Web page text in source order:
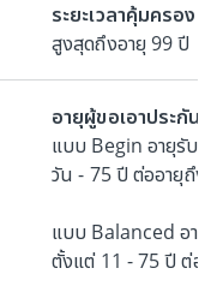
ระยะเวลาคุ้มครอง
สูงสุดถึงอายุ 99 ปี
อายุผู้ขอเอาประกัน
แบบ Begin อายุรับป
วัน - 75 ปี ต่ออายุถึง
แบบ Balanced​ อายุ
ตั้งแต่ 11 - 75 ปี ต่อ